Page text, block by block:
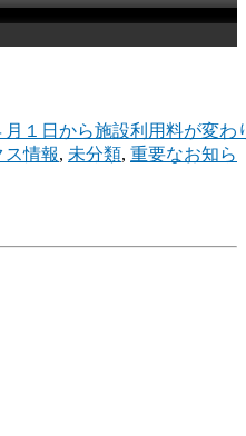
月１日から施設利用料が変わ
ス情報, 未分類, 重要なお知ら